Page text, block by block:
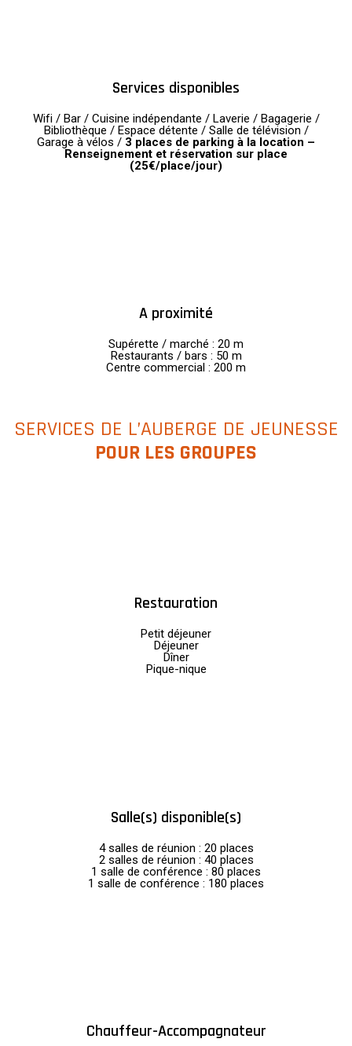
Services disponibles
Wifi / Bar / Cuisine indépendante / Laverie / Bagagerie /
Bibliothèque / Espace détente / Salle de télévision /
Garage à vélos / 3 places de parking à la location –
Renseignement et réservation sur place
(25€/place/jour)
A proximité
Supérette / marché : 20 m
Restaurants / bars : 50 m
Centre commercial : 200 m
SERVICES DE L’AUBERGE DE JEUNESSE
POUR LES GROUPES
Restauration
Petit déjeuner
Déjeuner
Dîner
Pique-nique
Salle(s) disponible(s)
4 salles de réunion : 20 places
2 salles de réunion : 40 places
1 salle de conférence : 80 places
1 salle de conférence : 180 places
Chauffeur-Accompagnateur